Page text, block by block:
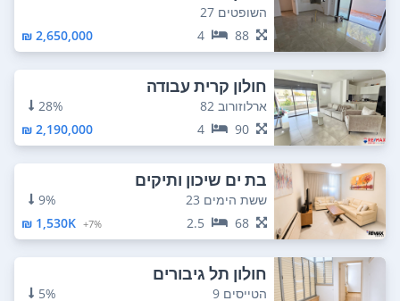
השופטים 27
88
4
2,650,000 ₪
חולון קרית עבודה
ארלוזורוב 82
28%
90
4
2,190,000 ₪
בת ים שיכון ותיקים
ששת הימים 23
9%
68
2.5
7%+
1,530K ₪
חולון תל גיבורים
הטייסים 9
5%